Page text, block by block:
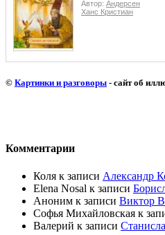
Автор: Андерсен
Ханс Кристиан
© Картинки и разговоры - сайт об
Комментарии
Коля к записи Александр
Elena Nosal к записи
Аноним к записи Виктор
Софья Михайловская к
Валерий к записи